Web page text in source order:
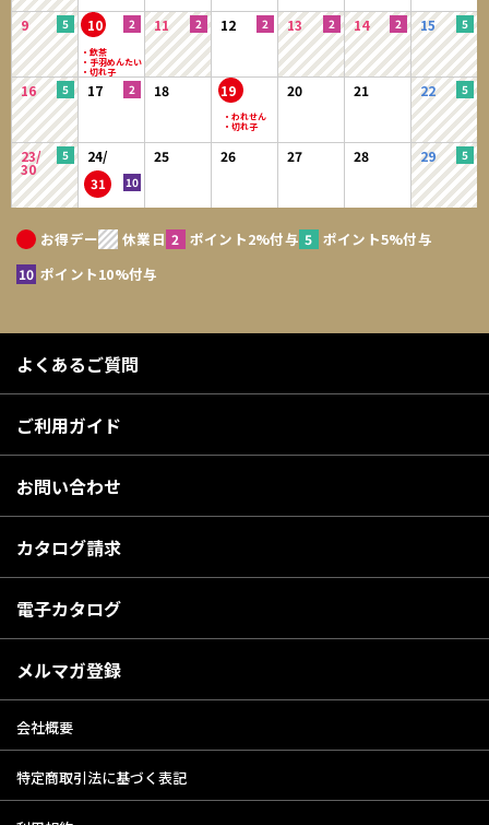
9 10 11 12 13 14 15
16 17 18 19 20 21 22
23/
30
24/
31
25 26 27 28 29
お得デー 休業日 ポイント2%付与
ポイント5%付与
ポイント10%付与
よくあるご質問
ご利用ガイド
お問い合わせ
カタログ請求
電子カタログ
メルマガ登録
会社概要
特定商取引法に基づく表記